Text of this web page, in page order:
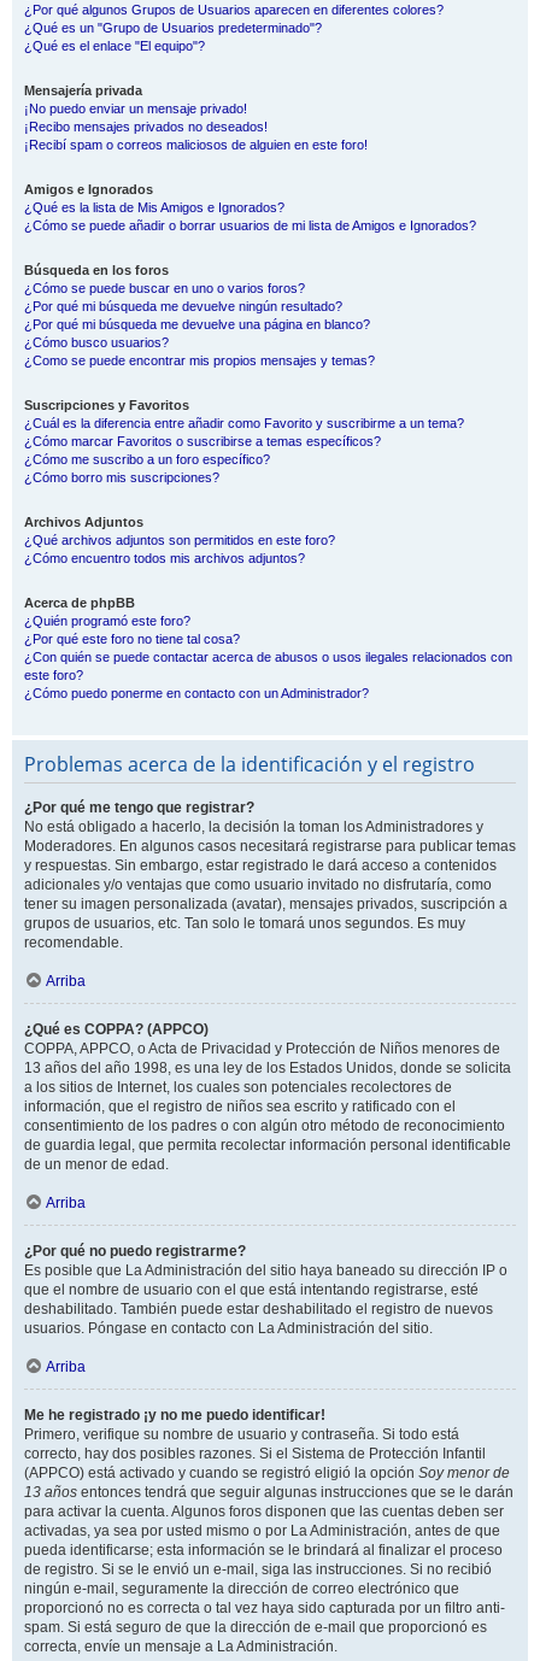
¿Por qué algunos Grupos de Usuarios aparecen en diferentes colores?
¿Qué es un "Grupo de Usuarios predeterminado"?
¿Qué es el enlace "El equipo"?
Mensajería privada
¡No puedo enviar un mensaje privado!
¡Recibo mensajes privados no deseados!
¡Recibí spam o correos maliciosos de alguien en este foro!
Amigos e Ignorados
¿Qué es la lista de Mis Amigos e Ignorados?
¿Cómo se puede añadir o borrar usuarios de mi lista de Amigos e Ignorados?
Búsqueda en los foros
¿Cómo se puede buscar en uno o varios foros?
¿Por qué mi búsqueda me devuelve ningún resultado?
¿Por qué mi búsqueda me devuelve una página en blanco?
¿Cómo busco usuarios?
¿Como se puede encontrar mis propios mensajes y temas?
Suscripciones y Favoritos
¿Cuál es la diferencia entre añadir como Favorito y suscribirme a un tema?
¿Cómo marcar Favoritos o suscribirse a temas específicos?
¿Cómo me suscribo a un foro específico?
¿Cómo borro mis suscripciones?
Archivos Adjuntos
¿Qué archivos adjuntos son permitidos en este foro?
¿Cómo encuentro todos mis archivos adjuntos?
Acerca de phpBB
¿Quién programó este foro?
¿Por qué este foro no tiene tal cosa?
¿Con quién se puede contactar acerca de abusos o usos ilegales relacionados con
este foro?
¿Cómo puedo ponerme en contacto con un Administrador?
Problemas acerca de la identificación y el registro
¿Por qué me tengo que registrar?
No está obligado a hacerlo, la decisión la toman los Administradores y
Moderadores. En algunos casos necesitará registrarse para publicar temas
y respuestas. Sin embargo, estar registrado le dará acceso a contenidos
adicionales y/o ventajas que como usuario invitado no disfrutaría, como
tener su imagen personalizada (avatar), mensajes privados, suscripción a
grupos de usuarios, etc. Tan solo le tomará unos segundos. Es muy
recomendable.
Arriba
¿Qué es COPPA? (APPCO)
COPPA, APPCO, o Acta de Privacidad y Protección de Niños menores de
13 años del año 1998, es una ley de los Estados Unidos, donde se solicita
a los sitios de Internet, los cuales son potenciales recolectores de
información, que el registro de niños sea escrito y ratificado con el
consentimiento de los padres o con algún otro método de reconocimiento
de guardia legal, que permita recolectar información personal identificable
de un menor de edad.
Arriba
¿Por qué no puedo registrarme?
Es posible que La Administración del sitio haya baneado su dirección IP o
que el nombre de usuario con el que está intentando registrarse, esté
deshabilitado. También puede estar deshabilitado el registro de nuevos
usuarios. Póngase en contacto con La Administración del sitio.
Arriba
Me he registrado ¡y no me puedo identificar!
Primero, verifique su nombre de usuario y contraseña. Si todo está
correcto, hay dos posibles razones. Si el Sistema de Protección Infantil
(APPCO) está activado y cuando se registró eligió la opción Soy menor de
13 años entonces tendrá que seguir algunas instrucciones que se le darán
para activar la cuenta. Algunos foros disponen que las cuentas deben ser
activadas, ya sea por usted mismo o por La Administración, antes de que
pueda identificarse; esta información se le brindará al finalizar el proceso
de registro. Si se le envió un e-mail, siga las instrucciones. Si no recibió
ningún e-mail, seguramente la dirección de correo electrónico que
proporcionó no es correcta o tal vez haya sido capturada por un filtro anti-
spam. Si está seguro de que la dirección de e-mail que proporcionó es
correcta, envíe un mensaje a La Administración.